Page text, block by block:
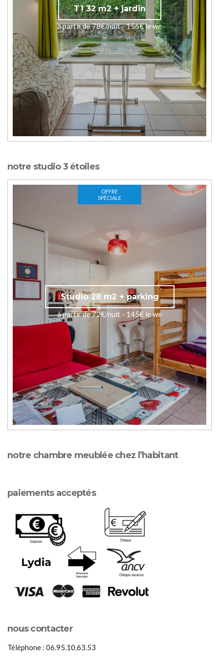
T1 32 m2 + jardin
à partir de 78€/nuit - 156€ le we
notre studio 3 étoiles
OFFRE
SPÉCIALE
Studio 28 m2 + parking
à partir de 72€/nuit - 145€ le we
notre chambre meublée chez l’habitant
paiements acceptés
nous contacter
Téléphone : 06.95.10.63.53